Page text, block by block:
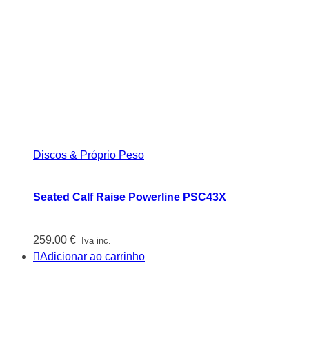
Discos & Próprio Peso
Seated Calf Raise Powerline PSC43X
259.00 € Iva inc.
Adicionar ao carrinho